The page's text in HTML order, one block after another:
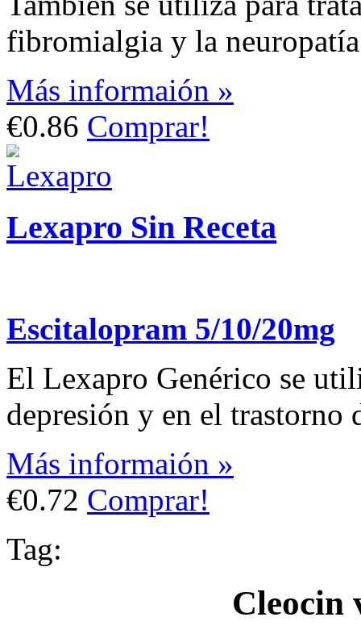
fibromialgia y la
Más informaión »
€0.86 Comprar!
Lexapro Sin Receta
Escitalopram 5/10/20mg
El Lexapro Genérico se
depresión y en el trastorno
Más informaión »
€0.72 Comprar!
Tag:
Cleocin